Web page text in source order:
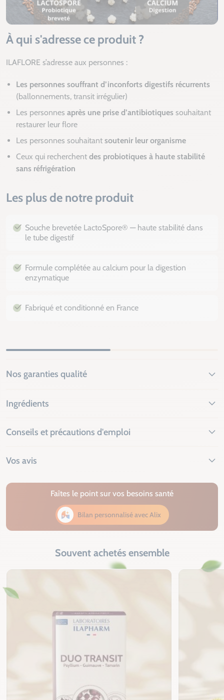
À qui s'adresse ce produit ?
ILAFLORE s’adresse aux personnes :
Les personnes souffrant d’inconforts digestifs récurrents
(ballonnements, transit irrégulier)
Les personnes après une prise d’antibiotiques souhaitant
restaurer leur flore
Les personnes souhaitant soutenir leur organisme
Ceux qui recherchent des probiotiques à haute stabilité
sans réfrigération
Les plus de notre produit
Souche brevetée LactoSpore® — haute stabilité dans
le tube digestif
Formule complétée au calcium pour la digestion
enzymatique
Fabriqué et conditionné en France
Nos garanties qualité
Ingrédients
Conseils et précautions d'emploi
Vos avis
Faîtes le point sur vos besoins santé
Bilan personnalisé avec Alix
Souvent achetés ensemble